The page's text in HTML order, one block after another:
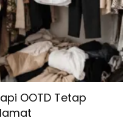
OOTD Tetap